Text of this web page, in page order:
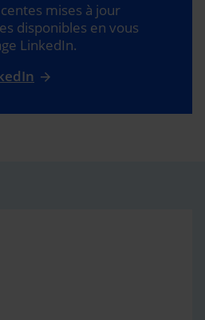
mises à jour
disponibles en vous
LinkedIn.